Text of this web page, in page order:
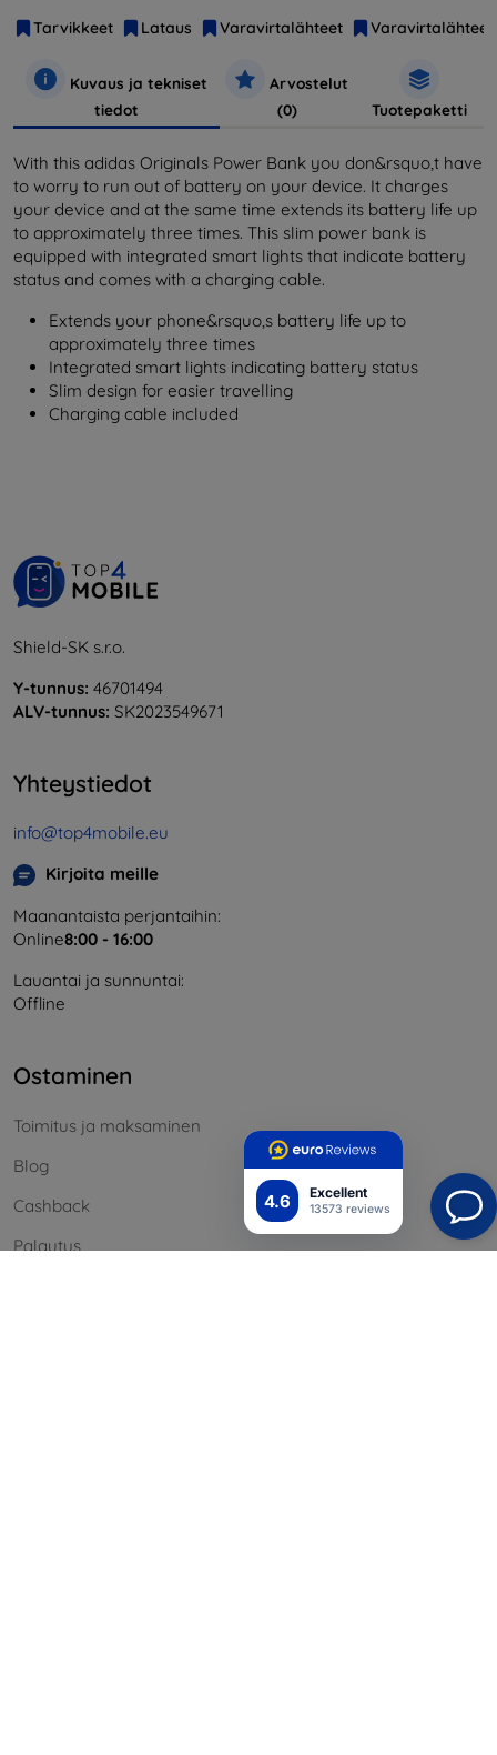
4.6 Excellent
13573 reviews
Tarvikkeet
Lataus Varavirtalähteet Varavirtalähteet
Kuvaus ja tekniset
tiedot
Arvostelut
(0)
Tuotepaketti
With this adidas Originals Power Bank you don&rsquo,t have
to worry to run out of battery on your device. It charges
your device and at the same time extends its battery life up
to approximately three times. This slim power bank is
equipped with integrated smart lights that indicate battery
status and comes with a charging cable.
Extends your phone&rsquo,s battery life up to
approximately three times
Integrated smart lights indicating battery status
Slim design for easier travelling
Charging cable included
Shield-SK s.r.o.
Y-tunnus: 46701494
ALV-tunnus: SK2023549671
Yhteystiedot
info@top4mobile.eu
Kirjoita meille
Maanantaista perjantaihin:
Online8:00 - 16:00
Lauantai ja sunnuntai:
Offline
Ostaminen
Toimitus ja maksaminen
Blog
Cashback
Palautus